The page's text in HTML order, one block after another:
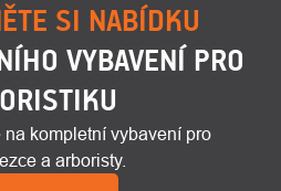
O
Kontakty
SI NABÍDKU
VYBAVENÍ PRO
kompletní vybavení pro
a arboristy.